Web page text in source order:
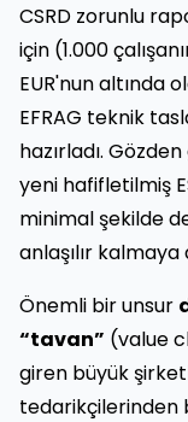
CSRD zorunlu
için (1.000
EUR'nun altında
EFRAG teknik
hazırladı.
yeni hafifletilmiş
minimal şekilde
anlaşılır
Önemli bir unsur
“tavan” (value
giren büyük
tedarikçilerinden